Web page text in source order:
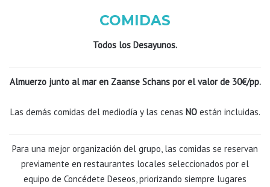
COMIDAS
Todos los Desayunos.
Almuerzo junto al mar en Zaanse Schans por el valor de 30€/pp.
Las demás comidas del mediodía y las cenas NOestán incluidas.
Para una mejor organización del grupo, las comidas se reservan
previamente en restaurantes locales seleccionados por el
equipo de Concédete Deseos, priorizando siempre lugares